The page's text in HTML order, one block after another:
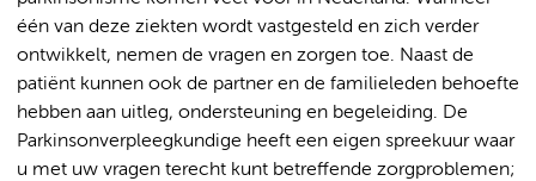
één van deze ziekten wordt vastgesteld en zich verder
ontwikkelt, nemen de vragen en zorgen toe. Naast de
patiënt kunnen ook de partner en de familieleden behoefte
hebben aan uitleg, ondersteuning en begeleiding. De
Parkinsonverpleegkundige heeft een eigen spreekuur waar
u met uw vragen terecht kunt betreffende zorgproblemen;